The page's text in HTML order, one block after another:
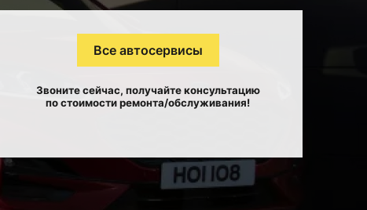
Все автосервисы
Звоните сейчас, получайте консультацию
по стоимости ремонта/обслуживания!